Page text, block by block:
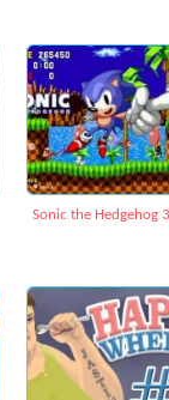
Sonic the Hedgehog 3